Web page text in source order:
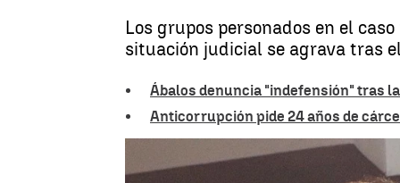
Los grupos personados en el
situación judicial se agrava tras
Ábalos denuncia "indefensión" tras
Anticorrupción pide 24 años de